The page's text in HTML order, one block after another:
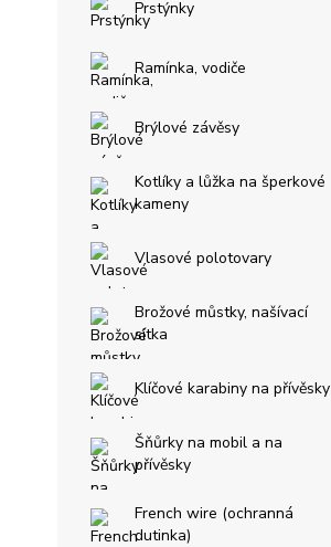
Prstýnky
Ramínka, vodiče
Brýlové závěsy
Kotlíky a lůžka na šperkové
kameny
Vlasové polotovary
Brožové můstky, našívací
sítka
Klíčové karabiny na přívěsky
Šňůrky na mobil a na
přívěsky
French wire (ochranná
dutinka)